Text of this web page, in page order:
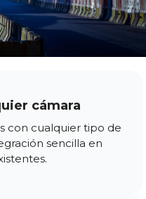
cámara
con cualquier tipo de
sencilla en